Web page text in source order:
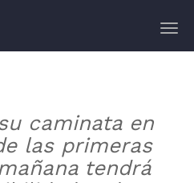
caminata en
las primeras
tendrá